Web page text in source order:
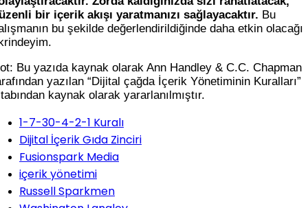
bir içerik akışı yaratmanızı sağlayacaktır. Bu
bu şekilde değerlendirildiğinde daha etkin olacağı
Bu yazıda kaynak olarak Ann Handley & C.C. Chapman
yazılan “Dijital çağda İçerik Yönetiminin Kuralları”
kaynak olarak yararlanılmıştır.
1-7-30-4-2-1 Kuralı
Dijital İçerik Gıda Zinciri
Fusionspark Media
içerik yönetimi
Russell Sparkmen